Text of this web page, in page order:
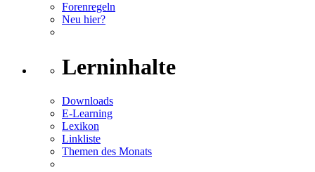
Forenregeln
Neu hier?
Lerninhalte
Downloads
E-Learning
Lexikon
Linkliste
Themen des Monats